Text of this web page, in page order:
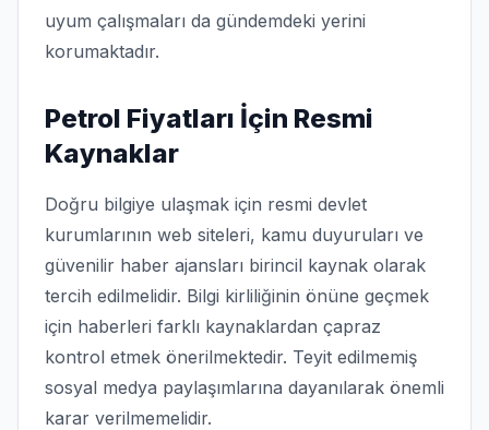
uyum çalışmaları da gündemdeki yerini
korumaktadır.
Petrol Fiyatları İçin Resmi
Kaynaklar
Doğru bilgiye ulaşmak için resmi devlet
kurumlarının web siteleri, kamu duyuruları ve
güvenilir haber ajansları birincil kaynak olarak
tercih edilmelidir. Bilgi kirliliğinin önüne geçmek
için haberleri farklı kaynaklardan çapraz
kontrol etmek önerilmektedir. Teyit edilmemiş
sosyal medya paylaşımlarına dayanılarak önemli
karar verilmemelidir.